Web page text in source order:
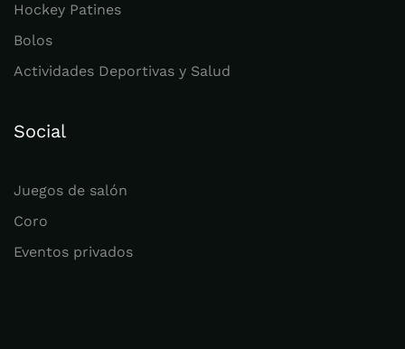
Hockey Patines
Bolos
Actividades Deportivas y Salud
Social
Juegos de salón
Coro
Eventos privados